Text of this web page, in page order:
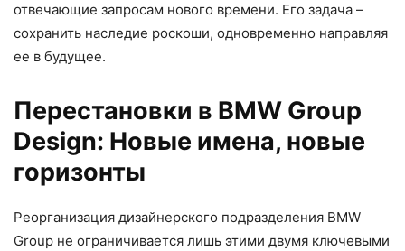
отвечающие запросам нового времени. Его задача –
сохранить наследие роскоши, одновременно направляя
ее в будущее.
Перестановки в BMW Group
Design: Новые имена, новые
горизонты
Реорганизация дизайнерского подразделения BMW
Group не ограничивается лишь этими двумя ключевыми